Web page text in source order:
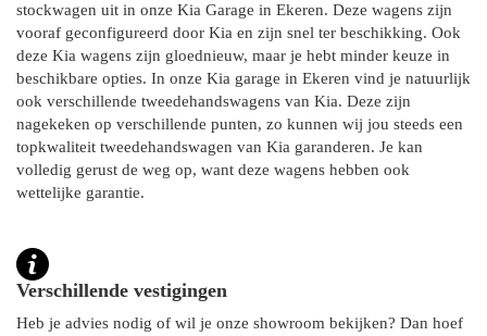
stockwagen uit in onze Kia Garage in Ekeren. Deze wagens zijn
vooraf geconfigureerd door Kia en zijn snel ter beschikking. Ook
deze Kia wagens zijn gloednieuw, maar je hebt minder keuze in
beschikbare opties. In onze Kia garage in Ekeren vind je natuurlijk
ook verschillende tweedehandswagens van Kia. Deze zijn
nagekeken op verschillende punten, zo kunnen wij jou steeds een
topkwaliteit tweedehandswagen van Kia garanderen. Je kan
volledig gerust de weg op, want deze wagens hebben ook
wettelijke garantie.
Verschillende vestigingen
Heb je advies nodig of wil je onze showroom bekijken? Dan hoef